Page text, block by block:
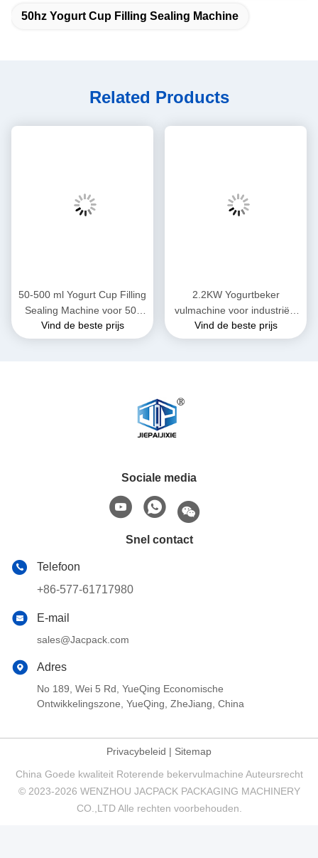
50hz Yogurt Cup Filling Sealing Machine
Related Products
50-500 ml Yogurt Cup Filling
Sealing Machine voor 50-
95mm Cup
Vind de beste prijs
2.2KW Yogurtbeker
vulmachine voor industriële
productie
Vind de beste prijs
Sociale media
Snel contact
Telefoon
+86-577-61717980
E-mail
sales@Jacpack.com
Adres
No 189, Wei 5 Rd, YueQing Economische
Ontwikkelingszone, YueQing, ZheJiang, China
Privacybeleid | Sitemap
China Goede kwaliteit Roterende bekervulmachine Auteursrecht
© 2023-2026 WENZHOU JACPACK PACKAGING MACHINERY
CO.,LTD Alle rechten voorbehouden.